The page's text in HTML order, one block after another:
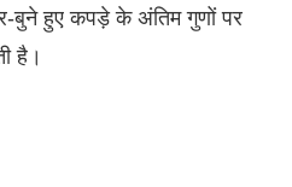
गैर-बुने हुए कपड़े के अंतिम गुणों पर
है।